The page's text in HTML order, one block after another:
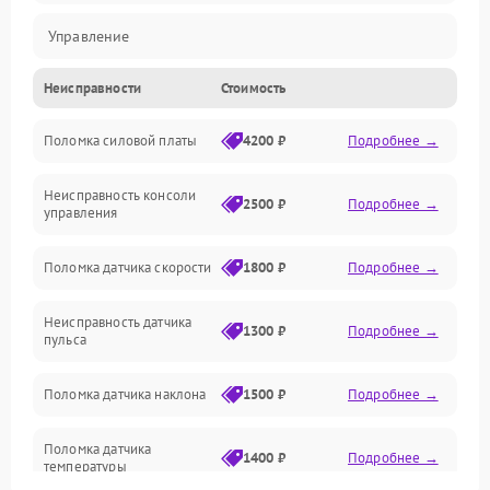
Управление
Электропитание
Электрика
Механические повреждения
Неисправности Стоимость
Поломка силовой платы 4200 ₽ Подробнее →
Неисправность консоли
управления
2500 ₽ Подробнее →
Поломка датчика скорости 1800 ₽ Подробнее →
Неисправность датчика
пульса
1300 ₽ Подробнее →
Поломка датчика наклона 1500 ₽ Подробнее →
Поломка датчика
температуры
1400 ₽ Подробнее →